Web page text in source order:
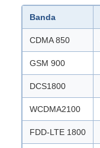
Banda
CDMA 850
GSM 900
DCS1800
WCDMA2100
FDD-LTE 1800